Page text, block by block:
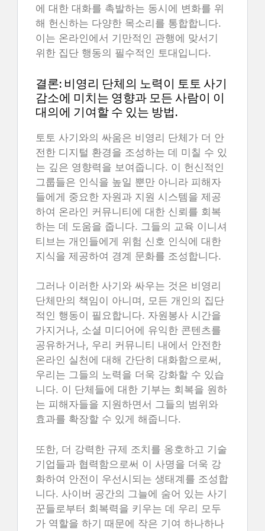
에 대한 대화를 촉발하는 동시에 변화를 위
해 헌신하는 다양한 목소리를 통합합니다.
이는 온라인에서 기만적인 관행에 맞서기
위한 집단 행동의 필수적인 토대입니다.
결론: 비영리 단체의 노력이 토토 사기
감소에 미치는 영향과 모든 사람이 이
대의에 기여할 수 있는 방법.
토토 사기와의 싸움은 비영리 단체가 더 안
전한 디지털 환경을 조성하는 데 미칠 수 있
는 깊은 영향력을 보여줍니다. 이 헌신적인
그룹들은 인식을 높일 뿐만 아니라 피해자
들에게 중요한 자원과 지원 시스템을 제공
하여 온라인 커뮤니티에 대한 신뢰를 회복
하는 데 도움을 줍니다. 그들의 교육 이니셔
티브는 개인들에게 위험 신호 인식에 대한
지식을 제공하여 경계 문화를 조성합니다.
그러나 이러한 사기와 싸우는 것은 비영리
단체만의 책임이 아니며, 모든 개인의 집단
적인 행동이 필요합니다. 자원봉사 시간을
가지거나, 소셜 미디어에 유익한 콘텐츠를
공유하거나, 우리 커뮤니티 내에서 안전한
온라인 실천에 대해 간단히 대화함으로써,
우리는 그들의 노력을 더욱 강화할 수 있습
니다. 이 단체들에 대한 기부는 회복을 원하
는 피해자들을 지원하면서 그들의 범위와
효과를 확장할 수 있게 해줍니다.
또한, 더 강력한 규제 조치를 옹호하고 기술
기업들과 협력함으로써 이 사명을 더욱 강
화하여 안전이 우선시되는 생태계를 조성합
니다. 사이버 공간의 그늘에 숨어 있는 사기
꾼들로부터 회복력을 키우는 데 우리 모두
가 역할을 하기 때문에 작은 기여 하나하나